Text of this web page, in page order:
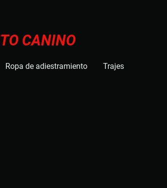
CANINO
Ropa de adiestramiento Trajes